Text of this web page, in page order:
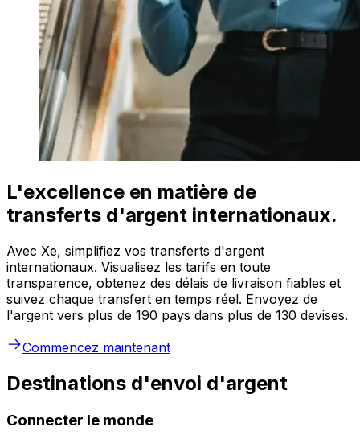
L'excellence en matière de
transferts d'argent internationaux.
Avec Xe, simplifiez vos transferts d'argent
internationaux. Visualisez les tarifs en toute
transparence, obtenez des délais de livraison fiables et
suivez chaque transfert en temps réel. Envoyez de
l'argent vers plus de 190 pays dans plus de 130 devises.
Commencez maintenant
Destinations d'envoi d'argent
Connecter le monde